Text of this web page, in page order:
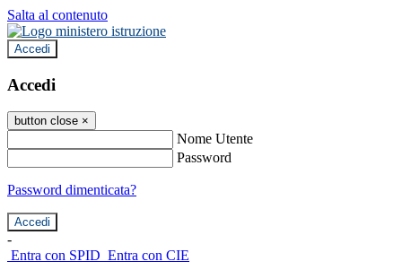
Salta al contenuto
Accedi
Accedi
button close ×
Nome Utente
Password
Password dimenticata?
-
Entra con SPID Entra con CIE